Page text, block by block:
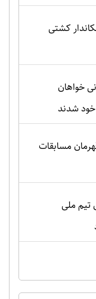
کشتی
خواهان
شدند
مسابقات
تیم ملی